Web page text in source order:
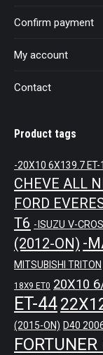
Confirm payment
My account
Contact
Product tags
-20X10 6X139.7 ET-
CHEVE ALL
FORD
T6 -ISUZU V-
(2012-ON) -
MITSUBISHI TRITON
18X9 ET0 20X10
ET-44
(2015-ON) D40